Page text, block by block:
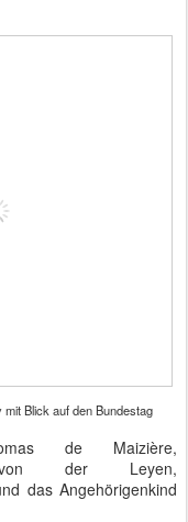
Blick auf den Bundestag
de Maizière,
von der Leyen,
das Angehörigenkind